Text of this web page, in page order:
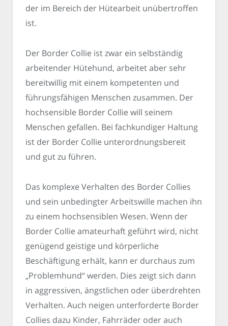
der im Bereich der Hütearbeit unübertroffen
ist.
Der Border Collie ist zwar ein selbständig
arbeitender Hütehund, arbeitet aber sehr
bereitwillig mit einem kompetenten und
führungsfähigen Menschen zusammen. Der
hochsensible Border Collie will seinem
Menschen gefallen. Bei fachkundiger Haltung
ist der Border Collie unterordnungsbereit
und gut zu führen.
Das komplexe Verhalten des Border Collies
und sein unbedingter Arbeitswille machen ihn
zu einem hochsensiblen Wesen. Wenn der
Border Collie amateurhaft geführt wird, nicht
genügend geistige und körperliche
Beschäftigung erhält, kann er durchaus zum
„Problemhund“ werden. Dies zeigt sich dann
in aggressiven, ängstlichen oder überdrehten
Verhalten. Auch neigen unterforderte Border
Collies dazu Kinder, Fahrräder oder auch